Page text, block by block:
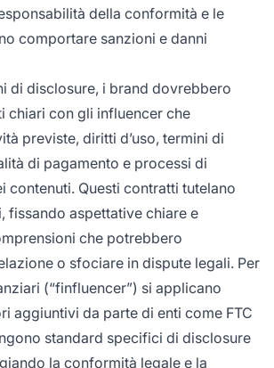
della conformità e le
comportare sanzioni e danni
di disclosure, i brand dovrebbero
chiari con gli influencer che
previste, diritti d’uso, termini di
di pagamento e processi di
contenuti. Questi contratti tutelano
fissando aspettative chiare e
che potrebbero
o sfociare in dispute legali. Per
(“finfluencer”) si applicano
aggiuntivi da parte di enti come FTC
standard specifici di disclosure
la conformità legale e la